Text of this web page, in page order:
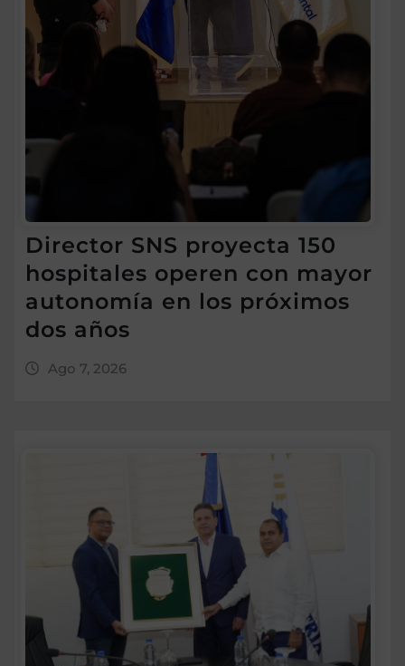
Director SNS proyecta 150
hospitales operen con mayor
autonomía en los próximos
dos años
Ago 7, 2026